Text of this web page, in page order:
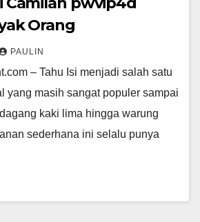
Orang
PAULIN
– Tahu Isi menjadi salah satu
yang masih sangat populer sampai
kaki lima hingga warung
sederhana ini selalu punya